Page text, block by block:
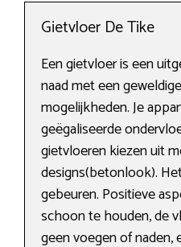
Gietvloer De Tike
Een gietvloer is een
naad met een
mogelijkheden. Je
geëgaliseerde
gietvloeren kiezen uit
designs(betonlook).
gebeuren. Positieve
schoon te houden, de
geen voegen of